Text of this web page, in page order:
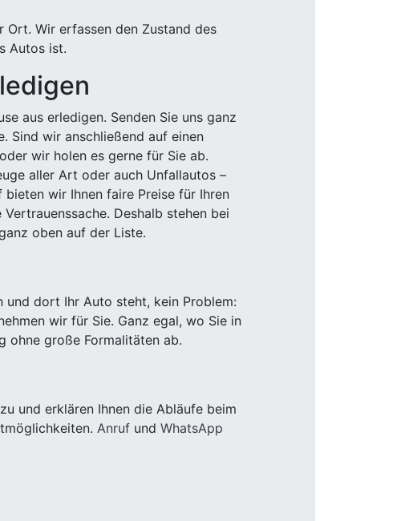
Wir erfassen den Zustand des
Autos ist.
aus erledigen. Senden Sie uns ganz
Sind wir anschließend auf einen
wir holen es gerne für Sie ab.
aller Art oder auch Unfallautos –
wir Ihnen faire Preise für Ihren
Deshalb stehen bei
oben auf der Liste.
und dort Ihr Auto steht, kein Problem:
wir für Sie. Ganz egal, wo Sie in
ohne große Formalitäten ab.
und erklären Ihnen die Abläufe beim
Anruf und WhatsApp